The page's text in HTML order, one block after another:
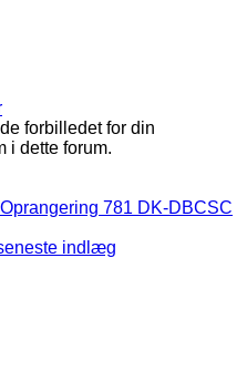
forbilledet for din
i dette forum.
781 DK-DBCSC
indlæg